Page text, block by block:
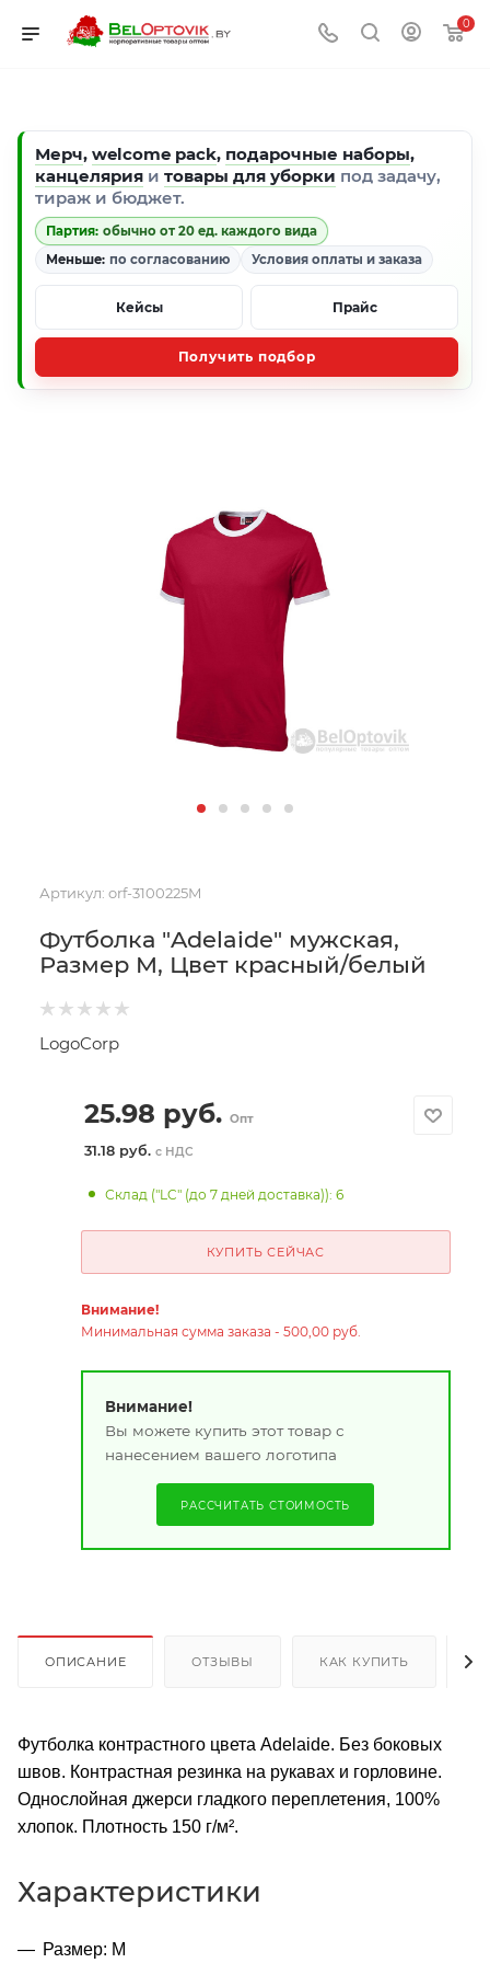
0
Мерч, welcome pack, подарочные наборы,
канцелярия и товары для уборки под задачу,
тираж и бюджет.
Партия: обычно от 20 ед. каждого вида
Меньше: по согласованию Условия оплаты и заказа
Кейсы Прайс
Получить подбор
Артикул: orf-3100225M
Футболка "Adelaide" мужская,
Размер M, Цвет красный/белый
LogoCorp
25.98 руб. Опт
31.18 руб. с НДС
Склад ("LC" (до 7 дней доставка)): 6
КУПИТЬ СЕЙЧАС
Внимание!
Минимальная сумма заказа - 500,00 руб.
Внимание!
Вы можете купить этот товар с
нанесением вашего логотипа
РАССЧИТАТЬ СТОИМОСТЬ
ОПИСАНИЕ ОТЗЫВЫ КАК КУПИТЬ
Футболка контрастного цвета Adelaide. Без боковых
швов. Контрастная резинка на рукавах и горловине.
Однослойная джерси гладкого переплетения, 100%
хлопок. Плотность 150 г/м².
Характеристики
Размер: M